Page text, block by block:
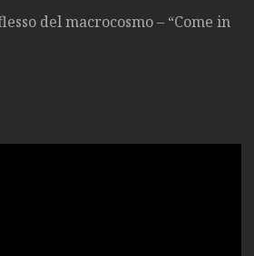
del macrocosmo – “Come in